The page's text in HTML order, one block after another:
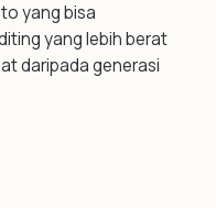
yang bisa
yang lebih berat
daripada generasi